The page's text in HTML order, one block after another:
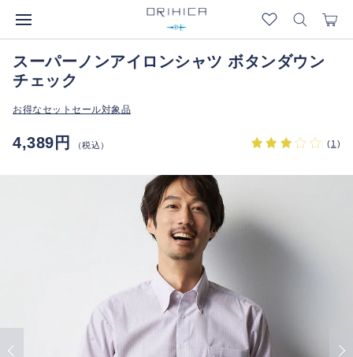
スーパーノンアイロンシャツ ボタンダウン
チェック
お得なセットセール対象品
4,389円 （税込） (1 )